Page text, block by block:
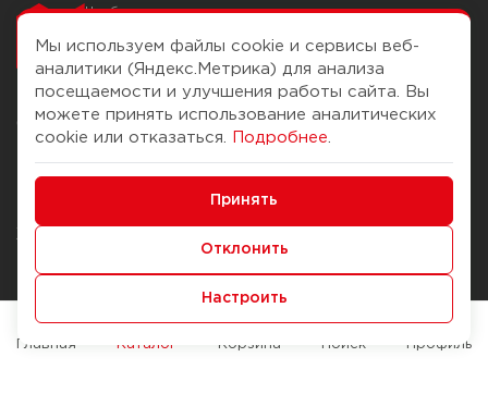
Чтобы вам легко
О компании
История Компании
Журнал
Наши марки
Брендирование
Помощь
Доставка и оплата
Способы оплаты
Служба контроля качества
Мы используем файлы cookie и сервисы веб-
аналитики (Яндекс.Метрика) для анализа
посещаемости и улучшения работы сайта. Вы
можете принять использование аналитических
cookie или отказаться.
Подробнее
Принять
Отклонить
Настроить
Главная Каталог Корзина Поиск Профиль